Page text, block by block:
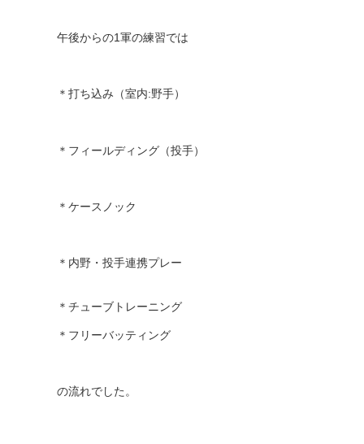
午後からの1軍の練習では
＊打ち込み（室内:野手）
＊フィールディング（投手）
＊ケースノック
＊内野・投手連携プレー
＊チューブトレーニング
＊フリーバッティング
の流れでした。